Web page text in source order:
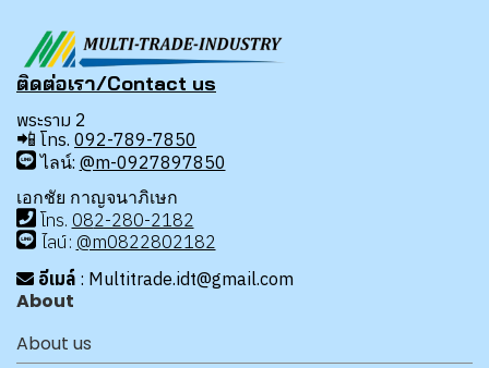
ติดต่อเรา/Contact us
พระราม 2
📲 โทร. 092-789-7850
ไลน์: @m-0927897850
เอกชัย กาญจนาภิเษก
โทร. 082-280-2182
ไลน์: @m0822802182
อีเมล์ : Multitrade.idt@gmail.com
About
About us